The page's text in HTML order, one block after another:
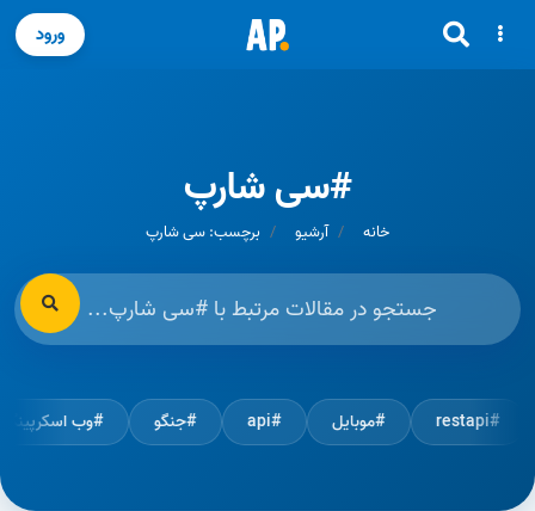
ورود
#سی شارپ
خانه آرشیو برچسب: سی شارپ
#وب #جنگو #api #موبایل #restapi